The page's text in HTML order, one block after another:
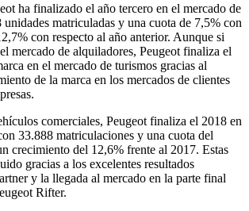
ha finalizado el año tercero en el mercado de
matriculadas y una cuota de 7,5% con
con respecto al año anterior. Aunque si
mercado de alquiladores, Peugeot finaliza el
en el mercado de turismos gracias al
de la marca en los mercados de clientes
comerciales, Peugeot finaliza el 2018 en
33.888 matriculaciones y una cuota del
crecimiento del 12,6% frente al 2017. Estas
gracias a los excelentes resultados
y la llegada al mercado en la parte final
Rifter.